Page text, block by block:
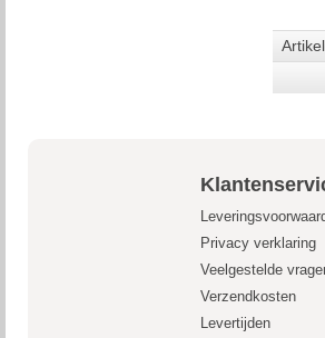
Privacy verklaring
Veelgestelde
Verzendkosten
Levertijden